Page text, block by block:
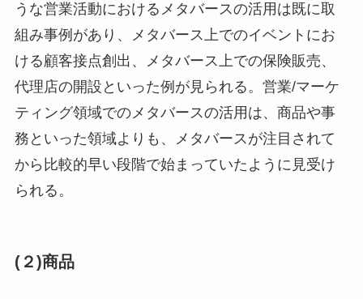
うな営業活動におけるメタバースの活用は既に取
組み事例があり、メタバース上でのイベントにお
ける顧客接点創出、メタバース上での保険販売、
代理店の開設といった例が見られる。営業/マーケ
ティング領域でのメタバースの活用は、商品や事
務といった領域よりも、メタバースが注目されて
から比較的早い段階で始まっていたように見受け
られる。
(２)商品